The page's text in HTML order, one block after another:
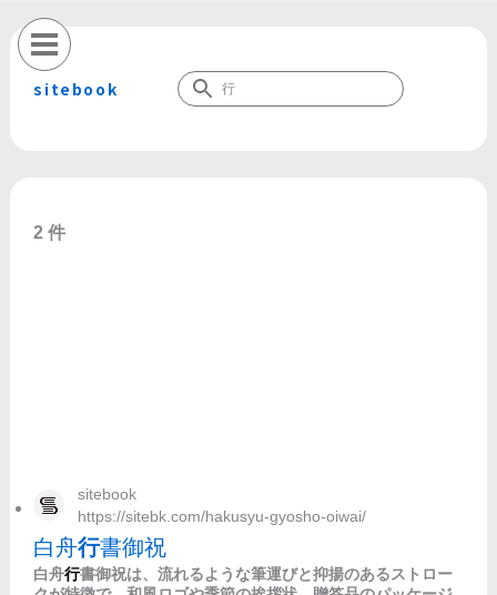
sitebook
2 件
sitebook
https://sitebk.com/hakusyu-gyosho-oiwai/
白舟行書御祝
白舟行書御祝は、流れるような筆運びと抑揚のあるストロー